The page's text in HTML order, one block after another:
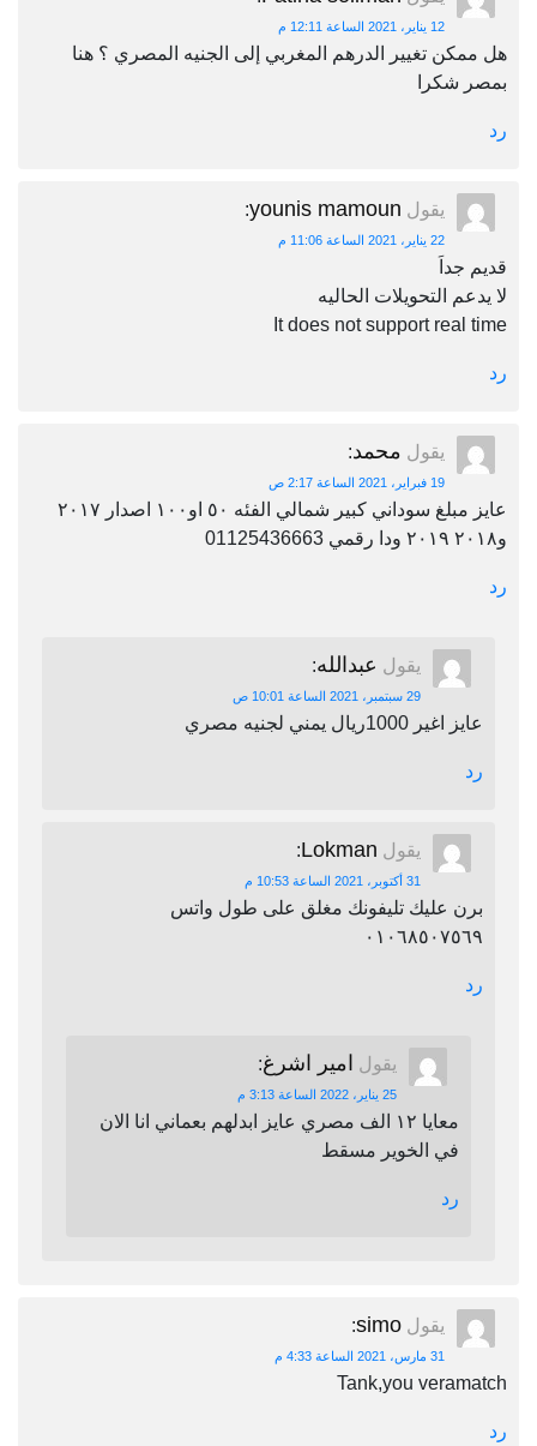
12 يناير، 2021 الساعة 12:11 م
هل ممكن تغيير الدرهم المغربي إلى الجنيه المصري ؟ هنا
بمصر شكرا
رد
يقول younis mamoun
:
22 يناير، 2021 الساعة 11:06 م
قديم جداَ
لا يدعم التحويلات الحاليه
It does not support real time
رد
يقول محمد:
19 فبراير، 2021 الساعة 2:17 ص
عايز مبلغ سوداني كبير شمالي الفئه ٥٠ او١٠٠ اصدار ٢٠١٧
و٢٠١٨ ٢٠١٩ ودا رقمي 01125436663
رد
يقول عبدالله:
29 سبتمبر، 2021 الساعة 10:01 ص
عايز اغير 1000ريال يمني لجنيه مصري
رد
يقول Lokman
:
31 أكتوبر، 2021 الساعة 10:53 م
برن عليك تليفونك مغلق على طول واتس
٠١٠٦٨٥٠٧٥٦٩
رد
يقول امير اشرغ:
25 يناير، 2022 الساعة 3:13 م
معايا ١٢ الف مصري عايز ابدلهم بعماني انا الان
في الخوير مسقط
رد
يقول simo
:
31 مارس، 2021 الساعة 4:33 م
Tank,you veramatch
رد